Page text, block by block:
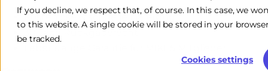
If you decline, we respect that, of course. In this case, we
to this website. A single cookie will be stored in your
be tracked.
Cookies settings
Kostenlose & schnelle Lieferung*
30 Tage Rückgaberecht